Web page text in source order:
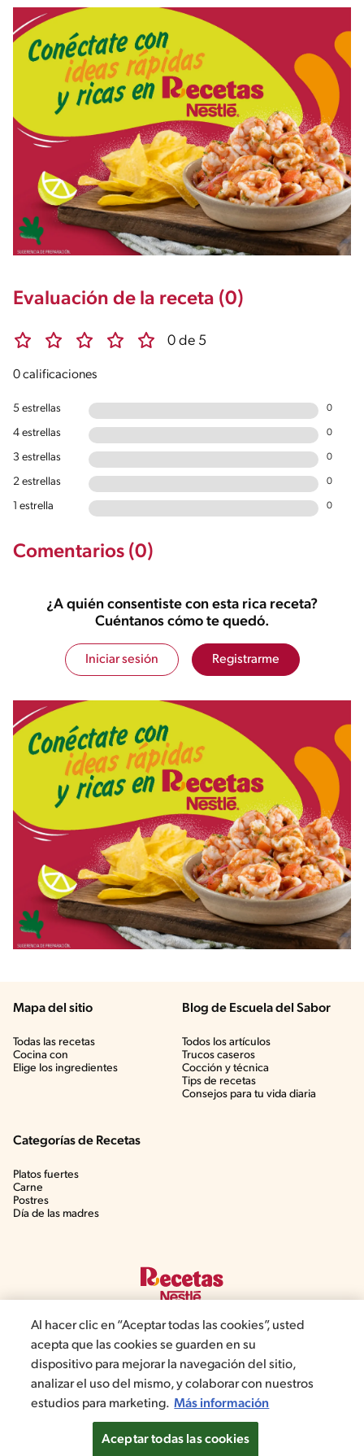
Evaluación de la receta (0)
0 de 5
0 calificaciones
5 estrellas 0
4 estrellas 0
3 estrellas 0
2 estrellas 0
1 estrella 0
Comentarios (0)
¿A quién consentiste con esta rica receta?
Cuéntanos cómo te quedó.
Iniciar sesión Registrarme
Mapa del sitio
Todas las recetas
Cocina con
Elige los ingredientes
Blog de Escuela del Sabor
Todos los artículos
Trucos caseros
Cocción y técnica
Tips de recetas
Consejos para tu vida diaria
Categorías de Recetas
Platos fuertes
Carne
Postres
Día de las madres
©2022, Nestlé. Marcas registradas por Societé dels Produits Nestlé,
S.A. Vevey (Suiza)
Configuración de cookies
Al hacer clic en “Aceptar todas las cookies”, usted
acepta que las cookies se guarden en su
dispositivo para mejorar la navegación del sitio,
analizar el uso del mismo, y colaborar con nuestros
estudios para marketing. Más información
Aceptar todas las cookies